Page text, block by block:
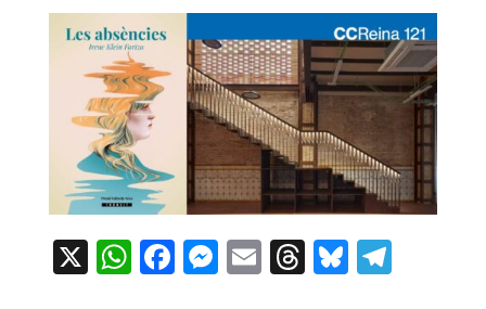
X WhatsApp
Facebook
Messenger
EmailThreads
Bluesky